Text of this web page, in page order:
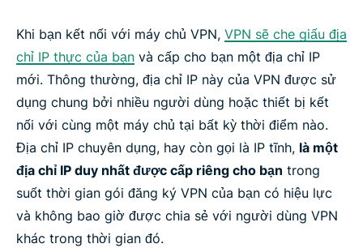
Cách nhận địa chỉ IP chuyên dụng từ ExpressVPN
Cách IP chuyên dụng của ExpressVPN bảo vệ
quyền riêng tư của bạn
Khả năng tương thích với thiết bị và nền tảng
Cách thiết lập IP chuyên dụng cho Windows, Mac
và Linux
Khi bạn kết nối với máy chủ VPN, VPN sẽ che giấu địa
chỉ IP thực của bạn và cấp cho bạn một địa chỉ IP
mới. Thông thường, địa chỉ IP này của VPN được sử
dụng chung bởi nhiều người dùng hoặc thiết bị kết
nối với cùng một máy chủ tại bất kỳ thời điểm nào.
Địa chỉ IP chuyên dụng, hay còn gọi là IP tĩnh, là một
địa chỉ IP duy nhất được cấp riêng cho bạn trong
suốt thời gian gói đăng ký VPN của bạn có hiệu lực
và không bao giờ được chia sẻ với người dùng VPN
khác trong thời gian đó.